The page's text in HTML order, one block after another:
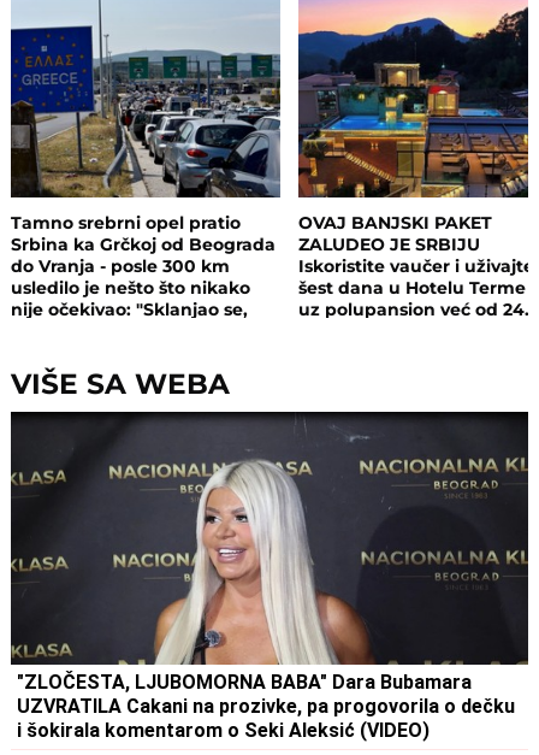
Tamno srebrni opel pratio
Srbina ka Grčkoj od Beograda
do Vranja - posle 300 km
usledilo je nešto što nikako
nije očekivao: "Sklanjao se,
OVAJ BANJSKI PAKET
ZALUDEO JE SRBIJU
Iskoristite vaučer i uživajte
šest dana u Hotelu Terme
uz polupansion već od
VIŠE SA WEBA
"ZLOČESTA, LJUBOMORNA BABA" Dara Bubamara
UZVRATILA Cakani na prozivke, pa progovorila o dečku
i šokirala komentarom o Seki Aleksić (VIDEO)